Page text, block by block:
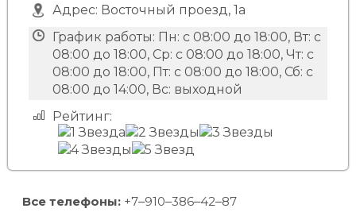
Адрес: Восточный проезд, 1а
График работы: Пн: с 08:00 до 18:00, Вт: с
08:00 до 18:00, Ср: с 08:00 до 18:00, Чт: с
08:00 до 18:00, Пт: с 08:00 до 18:00, Сб: с
08:00 до 14:00, Вс: выходной
Рейтинг:
Все телефоны: +7‒910‒386‒42‒87